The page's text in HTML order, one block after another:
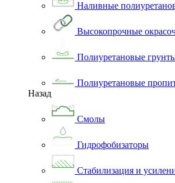
Наливные
Высокопрочные
Полиуретановые
Полиуретановые
Назад
Смолы
Гидрофобизаторы
Стабилизация и